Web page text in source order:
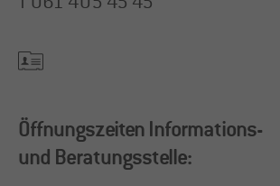
Öffnungszeiten Informations-
und Beratungsstelle: